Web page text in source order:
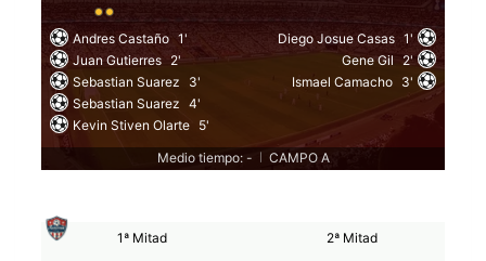
Andres Castaño 1'
Juan Gutierres 2'
Sebastian Suarez
3'
Sebastian Suarez 4'
Kevin Stiven Olarte 5'
Diego Josue Casas 1'
Gene Gil 2'
Ismael Camacho 3'
Medio tiempo: - CAMPO A
1ª Mitad 2ª Mitad